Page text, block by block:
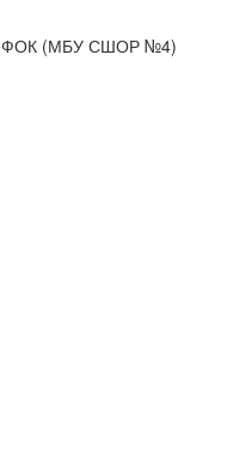
ФОК (МБУ СШОР №4)